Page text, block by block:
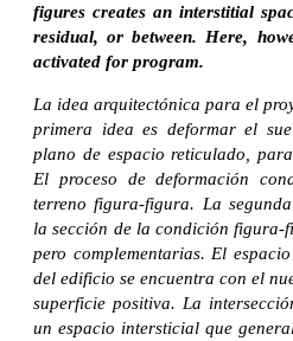
figures creates an interstitial
residual, or between. Here,
activated for program.
La idea arquitectónica para el
primera idea es deformar el
plano de espacio reticulado,
El proceso de deformación
terreno figura-figura. La
la sección de la condición figura-
pero complementarias. El
del edificio se encuentra con el
superficie positiva. La
un espacio intersticial que